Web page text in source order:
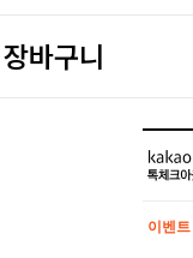
장바구니
이벤트